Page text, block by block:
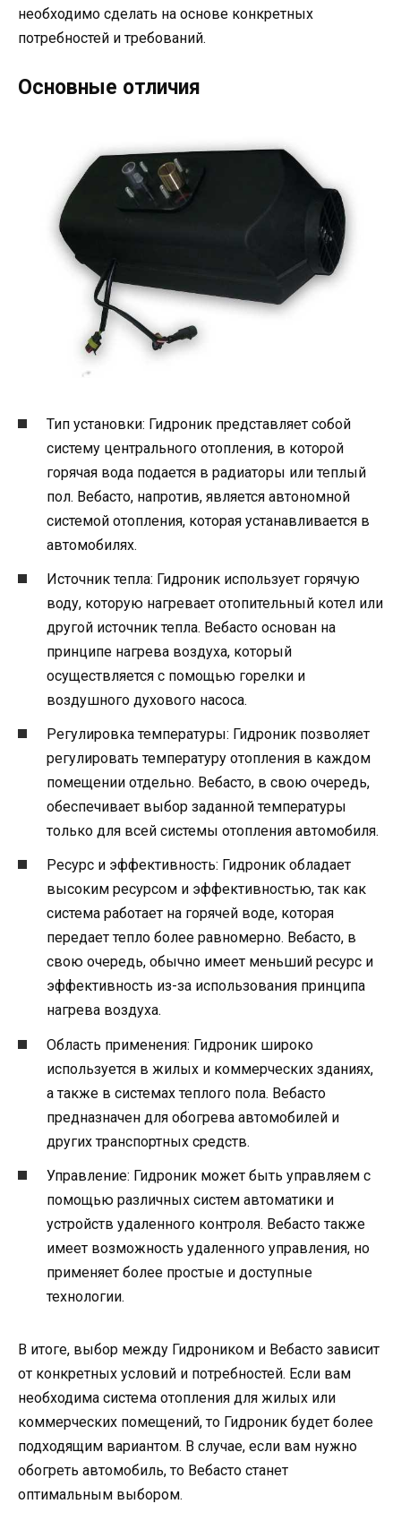
необходимо сделать на основе конкретных
потребностей и требований.
Основные отличия
Тип установки: Гидроник представляет собой
систему центрального отопления, в которой
горячая вода подается в радиаторы или теплый
пол. Вебасто, напротив, является автономной
системой отопления, которая устанавливается в
автомобилях.
Источник тепла: Гидроник использует горячую
воду, которую нагревает отопительный котел или
другой источник тепла. Вебасто основан на
принципе нагрева воздуха, который
осуществляется с помощью горелки и
воздушного духового насоса.
Регулировка температуры: Гидроник позволяет
регулировать температуру отопления в каждом
помещении отдельно. Вебасто, в свою очередь,
обеспечивает выбор заданной температуры
только для всей системы отопления автомобиля.
Ресурс и эффективность: Гидроник обладает
высоким ресурсом и эффективностью, так как
система работает на горячей воде, которая
передает тепло более равномерно. Вебасто, в
свою очередь, обычно имеет меньший ресурс и
эффективность из-за использования принципа
нагрева воздуха.
Область применения: Гидроник широко
используется в жилых и коммерческих зданиях,
а также в системах теплого пола. Вебасто
предназначен для обогрева автомобилей и
других транспортных средств.
Управление: Гидроник может быть управляем с
помощью различных систем автоматики и
устройств удаленного контроля. Вебасто также
имеет возможность удаленного управления, но
применяет более простые и доступные
технологии.
В итоге, выбор между Гидроником и Вебасто зависит
от конкретных условий и потребностей. Если вам
необходима система отопления для жилых или
коммерческих помещений, то Гидроник будет более
подходящим вариантом. В случае, если вам нужно
обогреть автомобиль, то Вебасто станет
оптимальным выбором.